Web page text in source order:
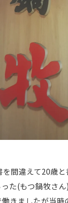
間違えて20歳
た(もつ鍋牧さん
きましたが当時